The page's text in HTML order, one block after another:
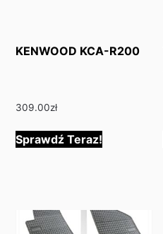
KENWOOD KCA-R200
309.00zł
Sprawdź Teraz!